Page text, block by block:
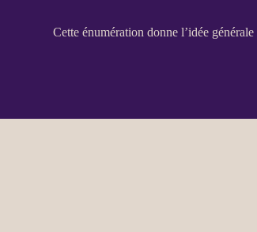
Cette énumération donne l’idée